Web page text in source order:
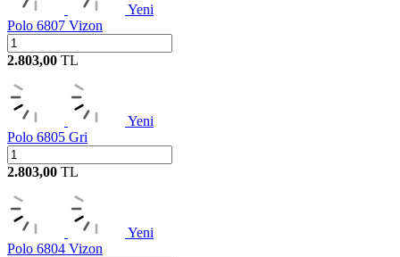
Yeni
Polo 6807 Vizon
2.803,00 TL
Yeni
Polo 6805 Gri
2.803,00 TL
Yeni
Polo 6804 Vizon